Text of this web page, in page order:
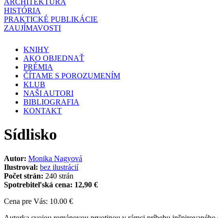
ARCHITEKTÚRA
HISTÓRIA
PRAKTICKÉ PUBLIKÁCIE
ZAUJÍMAVOSTI
KNIHY
AKO OBJEDNAŤ
PRÉMIA
ČÍTAME S POROZUMENÍM
KLUB
NAŠI AUTORI
BIBLIOGRAFIA
KONTAKT
Sídlisko
Autor: Monika Nagyová
Ilustroval: bez ilustrácií
Počet strán: 240 strán
Spotrebiteľská cena: 12,90 €
Cena pre Vás: 10.00 €